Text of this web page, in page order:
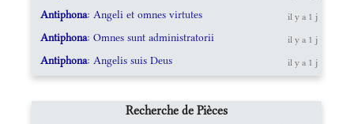
Antiphona: Angeli et omnes virtutes il y a 1 j
Antiphona: Omnes sunt administratorii il y a 1 j
Antiphona: Angelis suis Deus il y a 1 j
Recherche de Pièces